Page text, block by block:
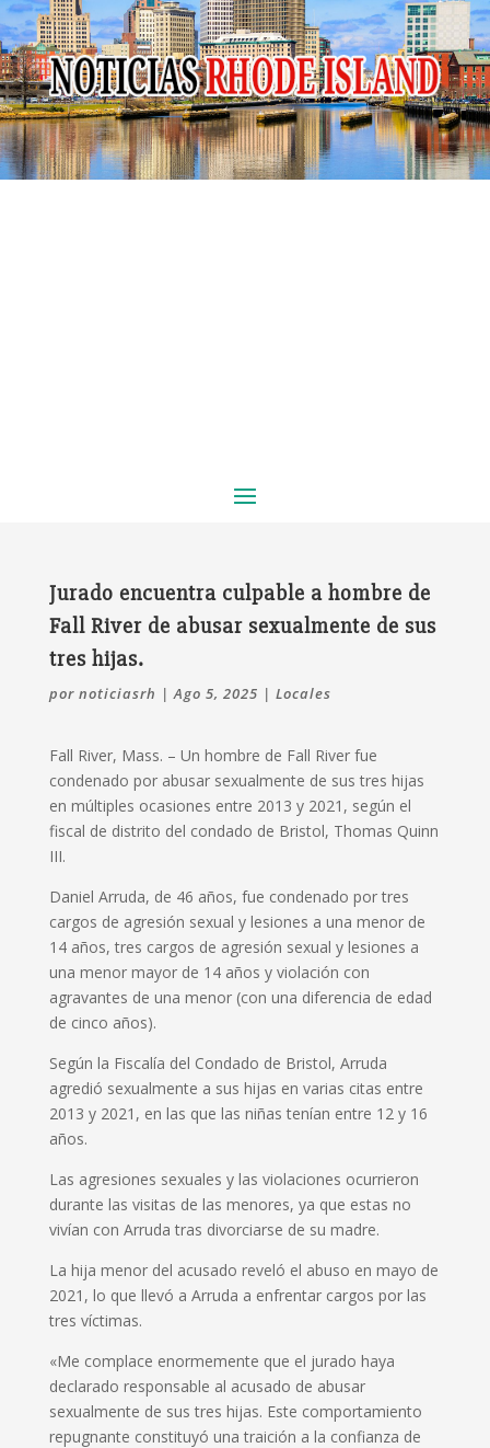
Jurado encuentra culpable a hombre de
Fall River de abusar sexualmente de sus
tres hijas.
por noticiasrh |Ago 5, 2025 | Locales
Fall River, Mass. – Un hombre de Fall River fue
condenado por abusar sexualmente de sus tres hijas
en múltiples ocasiones entre 2013 y 2021, según el
fiscal de distrito del condado de Bristol, Thomas Quinn
III.
Daniel Arruda, de 46 años, fue condenado por tres
cargos de agresión sexual y lesiones a una menor de
14 años, tres cargos de agresión sexual y lesiones a
una menor mayor de 14 años y violación con
agravantes de una menor (con una diferencia de edad
de cinco años).
Según la Fiscalía del Condado de Bristol, Arruda
agredió sexualmente a sus hijas en varias citas entre
2013 y 2021, en las que las niñas tenían entre 12 y 16
años.
Las agresiones sexuales y las violaciones ocurrieron
durante las visitas de las menores, ya que estas no
vivían con Arruda tras divorciarse de su madre.
La hija menor del acusado reveló el abuso en mayo de
2021, lo que llevó a Arruda a enfrentar cargos por las
tres víctimas.
«Me complace enormemente que el jurado haya
declarado responsable al acusado de abusar
sexualmente de sus tres hijas. Este comportamiento
repugnante constituyó una traición a la confianza de